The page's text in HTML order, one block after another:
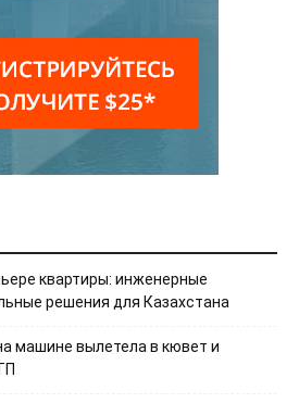
квартиры: инженерные
решения для Казахстана
машине вылетела в кювет и